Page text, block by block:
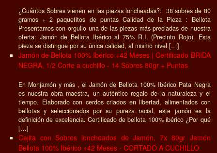
¿Cuántos Sobres vienen en las piezas loncheadas?: 38 sobres de 80
gramos + 2 paquetitos de puntas Calidad de la Pieza : Bellota
Presentamos con orgullo una de las piezas más preciadas de nuestra
oferta: Jamón de Bellota Ibérico al 75% R.I. (Precinto Rojo). Esta
pieza se distingue por su única calidad, al mismo nivel […]
Jamón de Bellota 100% Ibérico +42 Meses | Certificado BRIDA
NEGRA, 1/2 Corte a cuchillo - 14 Sobres 80gr + Puntas
En Monjamón y más , el Jamón de Bellota 100% Ibérico Pata Negra
es nuestra obra maestra, un auténtico regalo de la naturaleza y el
tiempo. Elaborado con cerdos criados en libertad, alimentados con
bellotas y seleccionados por su pureza racial, este jamón es la
definición de excelencia. Certificado de bellota 100% ibérico ¿Por qué
[…]
Cajita con Sobres loncheados de Jamón, 7x 80gr Jamón
Bellota 100% Ibérico +42 Meses - CORTADO A CUCHILLO